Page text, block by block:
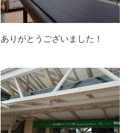
ありがとうございました！